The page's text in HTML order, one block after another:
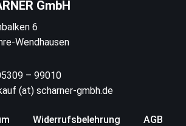
GmbH
6
Wendhausen
– 99010
(at) scharner-gmbh.de
Widerrufsbelehrung AGB